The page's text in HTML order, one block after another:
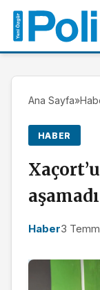
Ana Sayfa»
HABER
aşamadı
Haber3